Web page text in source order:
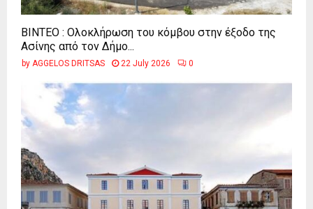
ΒΙΝΤΕΟ : Ολοκλήρωση του κόμβου στην έξοδο της
Ασίνης από τον Δήμο...
by AGGELOS DRITSAS 22 July 2026 0